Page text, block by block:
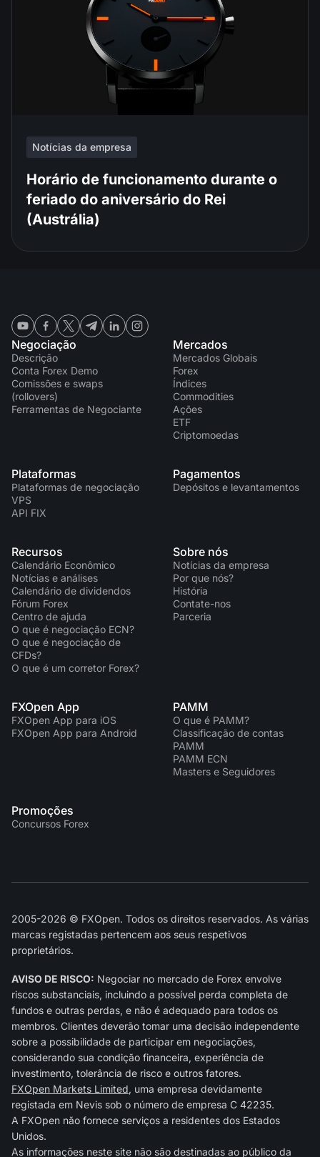
Notícias da empresa
Horário de funcionamento durante o
feriado do aniversário do Rei
(Austrália)
Negociação
Descrição
Conta Forex Demo
Comissões e swaps
(rollovers)
Ferramentas de Negociante
Mercados
Mercados Globais
Forex
Índices
Commodities
Ações
ETF
Criptomoedas
Plataformas
Plataformas de negociação
VPS
API FIX
Pagamentos
Depósitos e levantamentos
Recursos
Calendário Econômico
Notícias e análises
Calendário de dividendos
Fórum Forex
Centro de ajuda
O que é negociação ECN?
O que é negociação de
CFDs?
O que é um corretor Forex?
Sobre nós
Notícias da empresa
Por que nós?
História
Contate-nos
Parceria
FXOpen App
FXOpen App para iOS
FXOpen App para Android
PAMM
O que é PAMM?
Classificação de contas
PAMM
PAMM ECN
Masters e Seguidores
Promoções
Concursos Forex
2005-2026 © FXOpen. Todos os direitos reservados. As várias
marcas registadas pertencem aos seus respetivos
proprietários.
AVISO DE RISCO: Negociar no mercado de Forex envolve
riscos substanciais, incluindo a possível perda completa de
fundos e outras perdas, e não é adequado para todos os
membros. Clientes deverão tomar uma decisão independente
sobre a possibilidade de participar em negociações,
considerando sua condição financeira, experiência de
investimento, tolerância de risco e outros fatores.
FXOpen Markets Limited, uma empresa devidamente
registada em Nevis sob o número de empresa C 42235.
A FXOpen não fornece serviços a residentes dos Estados
Unidos.
As informações neste site não são destinadas ao público da